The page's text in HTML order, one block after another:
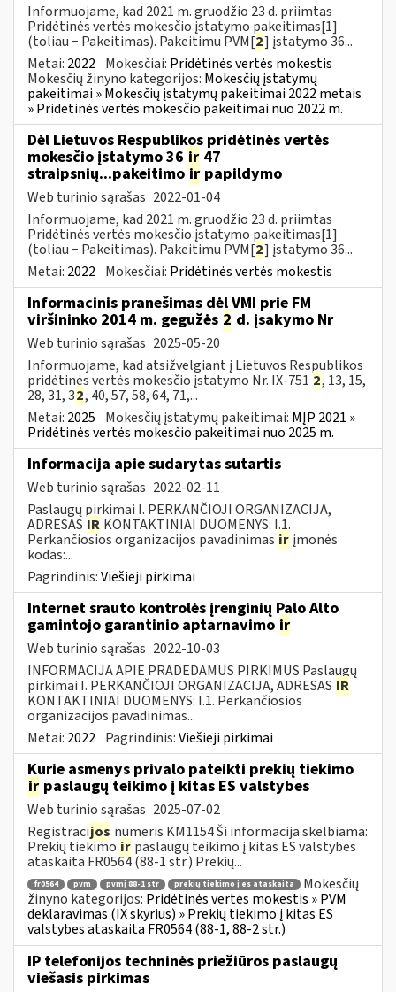
Informuojame, kad 2021 m. gruodžio 23 d. priimtas
Pridėtinės vertės mokesčio įstatymo pakeitimas[1]
(toliau − Pakeitimas). Pakeitimu PVM[2] įstatymo 36...
Metai: 2022 Mokesčiai: Pridėtinės vertės mokestis
Mokesčių žinyno kategorijos: Mokesčių įstatymų
pakeitimai » Mokesčių įstatymų pakeitimai 2022 metais
» Pridėtinės vertės mokesčio pakeitimai nuo 2022 m.
Dėl Lietuvos Respublikos pridėtinės vertės
mokesčio įstatymo 36 ir 47
straipsnių...pakeitimo ir papildymo
Web turinio sąrašas 2022-01-04
Informuojame, kad 2021 m. gruodžio 23 d. priimtas
Pridėtinės vertės mokesčio įstatymo pakeitimas[1]
(toliau − Pakeitimas). Pakeitimu PVM[2] įstatymo 36...
Metai: 2022 Mokesčiai: Pridėtinės vertės mokestis
Informacinis pranešimas dėl VMI prie FM
viršininko 2014 m. gegužės 2 d. įsakymo Nr
Web turinio sąrašas 2025-05-20
Informuojame, kad atsižvelgiant į Lietuvos Respublikos
pridėtinės vertės mokesčio įstatymo Nr. IX-751 2, 13, 15,
28, 31, 32, 40, 57, 58, 64, 71,...
Metai: 2025 Mokesčių įstatymų pakeitimai: MĮP 2021 »
Pridėtinės vertės mokesčio pakeitimai nuo 2025 m.
Informacija apie sudarytas sutartis
Web turinio sąrašas 2022-02-11
Paslaugų pirkimai I. PERKANČIOJI ORGANIZACIJA,
ADRESAS IR KONTAKTINIAI DUOMENYS: I.1.
Perkančiosios organizacijos pavadinimas ir įmonės
kodas:...
Pagrindinis:Viešieji pirkimai
Internet srauto kontrolės įrenginių Palo Alto
gamintojo garantinio aptarnavimo ir
Web turinio sąrašas 2022-10-03
INFORMACIJA APIE PRADEDAMUS PIRKIMUS Paslaugų
pirkimai I. PERKANČIOJI ORGANIZACIJA, ADRESAS IR
KONTAKTINIAI DUOMENYS: I.1. Perkančiosios
organizacijos pavadinimas...
Metai: 2022 Pagrindinis:Viešieji pirkimai
Kurie asmenys privalo pateikti prekių tiekimo
ir paslaugų teikimo į kitas ES valstybes
Web turinio sąrašas 2025-07-02
Registracijos numeris KM1154 Ši informacija skelbiama:
Prekių tiekimo ir paslaugų teikimo į kitas ES valstybes
ataskaita FR0564 (88-1 str.) Prekių...
fr0564 pvm pvmį 88-1 str prekių tiekimo į es ataskaita
Mokesčių
žinyno kategorijos: Pridėtinės vertės mokestis » PVM
deklaravimas (IX skyrius) » Prekių tiekimo į kitas ES
valstybes ataskaita FR0564 (88-1, 88-2 str.)
IP telefonijos techninės priežiūros paslaugų
viešasis pirkimas